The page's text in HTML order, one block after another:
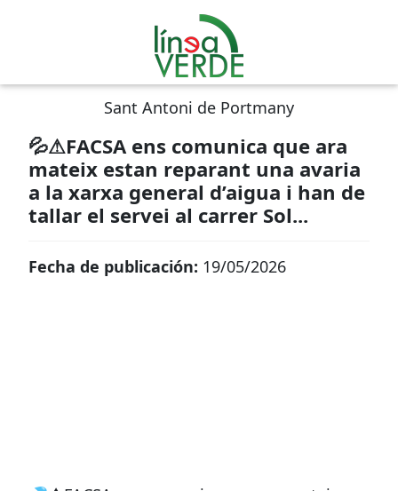
Sant Antoni de Portmany
💦⚠FACSA ens comunica que ara
mateix estan reparant una avaria
a la xarxa general d’aigua i han de
tallar el servei al carrer Sol...
Fecha de publicación: 19/05/2026